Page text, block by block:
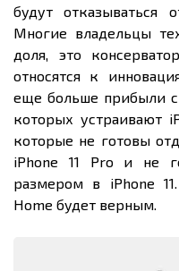
будут отказываться
Многие владельцы
доля, это
относятся к
еще больше прибыли
которых устраивают
которые не готовы
iPhone 11 Pro и не
размером в iPhone
Home будет верным.